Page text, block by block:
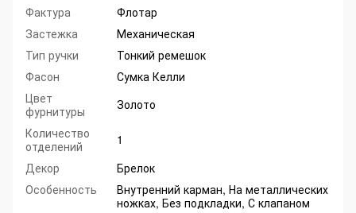
Фактура
Флотар
Застежка
Механическая
Тип ручки
Тонкий ремешок
Фасон
Сумка Келли
Цвет
фурнитуры
Золото
Количество
отделений
1
Декор
Брелок
Особенность
Внутренний карман, На металлических
ножках, Без подкладки, С клапаном